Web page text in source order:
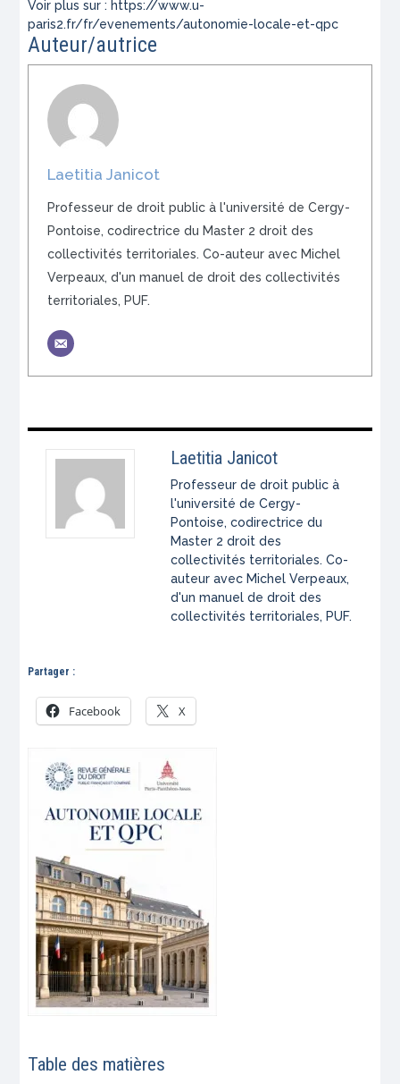
Voir plus sur : https://www.u-
paris2.fr/fr/evenements/autonomie-locale-et-qpc
Auteur/autrice
Laetitia Janicot
Professeur de droit public à l'université de Cergy-
Pontoise, codirectrice du Master 2 droit des
collectivités territoriales. Co-auteur avec Michel
Verpeaux, d'un manuel de droit des collectivités
territoriales, PUF.
Laetitia Janicot
Professeur de droit public à
l'université de Cergy-
Pontoise, codirectrice du
Master 2 droit des
collectivités territoriales. Co-
auteur avec Michel Verpeaux,
d'un manuel de droit des
collectivités territoriales, PUF.
Partager :
Facebook X
Table des matières